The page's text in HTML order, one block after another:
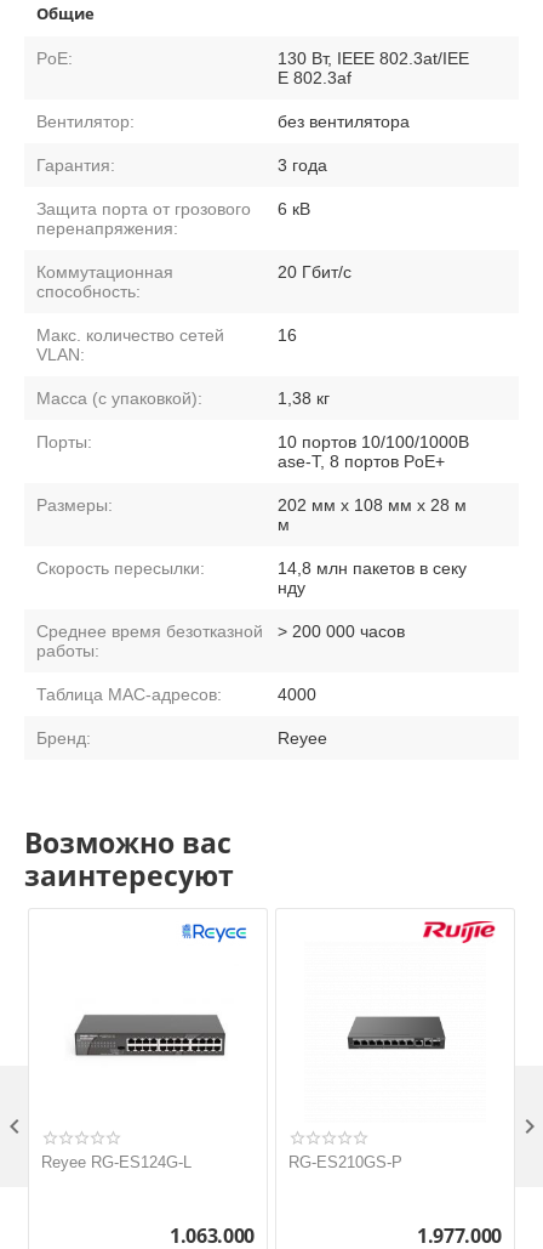
Общие
PoE:
130 Вт, IEEE 802.3at/IEE
E 802.3af
Вентилятор: без вентилятора
Гарантия: 3 года
Защита порта от грозового
перенапряжения:
6 кВ
Коммутационная
способность:
20 Гбит/с
Макс. количество сетей
VLAN:
16
Масса (с упаковкой): 1,38 кг
Порты:
10 портов 10/100/1000B
ase-T, 8 портов PoE+
Размеры:
202 мм x 108 мм x 28 м
м
Скорость пересылки:
14,8 млн пакетов в секу
нду
Среднее время безотказной
работы:
> 200 000 часов
Таблица MAC-адресов: 4000
Бренд: Reyee
Возможно вас
заинтересуют
Reyee RG-ES124G-L
1.063.000
RG-ES210GS-P
1.977.000
 